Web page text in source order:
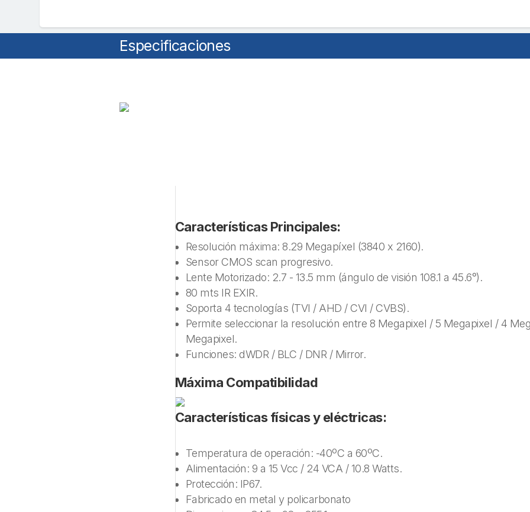
Especificaciones
Características Principales:
Resolución máxima: 8.29 Megapíxel (3840 x 2160).
Sensor CMOS scan progresivo.
Lente Motorizado: 2.7 - 13.5 mm (ángulo de visión 108.1 a 45.6°).
80 mts IR EXIR.
Soporta 4 tecnologías (TVI / AHD / CVI / CVBS).
Permite seleccionar la resolución entre 8 Megapixel / 5 Megapixel / 4
Megapixel.
Funciones: dWDR / BLC / DNR / Mirror.
Máxima Compatibilidad
Características físicas y eléctricas:
Temperatura de operación: -40ºC a 60ºC.
Alimentación: 9 a 15 Vcc / 24 VCA / 10.8 Watts.
Protección: IP67.
Fabricado en metal y policarbonato